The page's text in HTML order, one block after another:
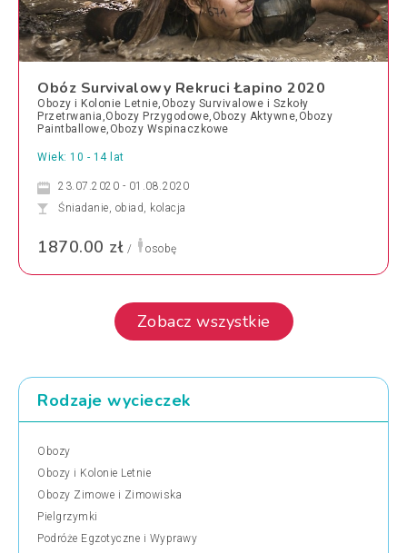
Obóz Survivalowy Rekruci Łapino 2020
Obozy i Kolonie Letnie,Obozy Survivalowe i Szkoły
Przetrwania,Obozy Przygodowe,Obozy Aktywne,Obozy
Paintballowe,Obozy Wspinaczkowe
Wiek: 10 - 14 lat
23.07.2020 - 01.08.2020
Śniadanie, obiad, kolacja
1870.00 zł / osobę
Zobacz wszystkie
Rodzaje wycieczek
Obozy
Obozy i Kolonie Letnie
Obozy Zimowe i Zimowiska
Pielgrzymki
Podróże Egzotyczne i Wyprawy